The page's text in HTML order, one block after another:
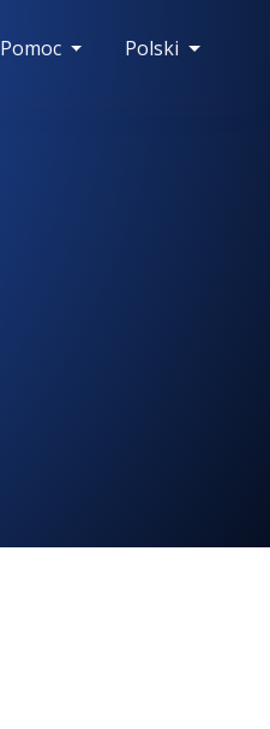
Pomoc Polski